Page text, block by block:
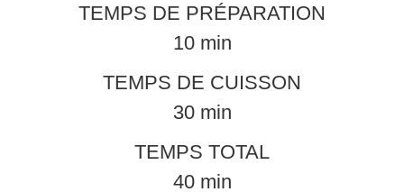
TEMPS DE PRÉPARATION
10minutes
min
TEMPS DE CUISSON
30minutes
min
TEMPS TOTAL
40minutes
min